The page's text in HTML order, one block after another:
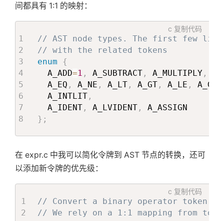
间都具有 1:1 的映射：
c 复制代码
// AST node types. The first few line
// with the related tokens
enum
{
  A_ADD
=1 , A_SUBTRACT , A_MULTIPLY ,
  A_EQ
, A_NE , A_LT , A_GT , A_LE , A_GE
  A_INTLIT
,
  A_IDENT
, A_LVIDENT ,
} ;
在 expr.c 中我可以简化令牌到 AST 节点的转换，还可
以添加新令牌的优先级：
c 复制代码
// Convert a binary operator token
// We rely on a 1:1 mapping from